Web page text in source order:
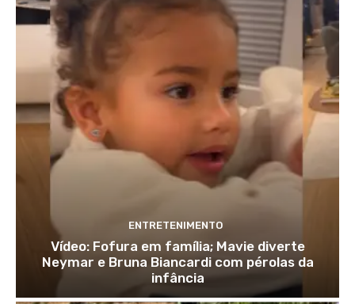
ENTRETENIMENTO
Vídeo: Fofura em família; Mavie diverte
Neymar e Bruna Biancardi com pérolas da
infância